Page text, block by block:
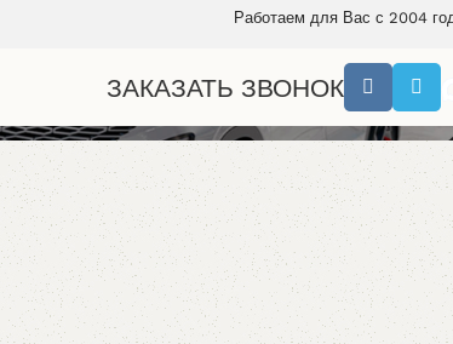
Работаем для Вас с 2004
ЗАКАЗАТЬ ЗВОНОК